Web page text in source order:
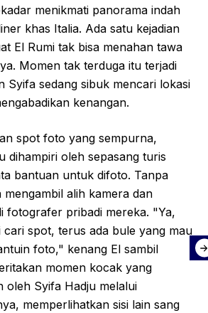
menikmati panorama indah
khas Italia. Ada satu kejadian
El Rumi tak bisa menahan tawa
Momen tak terduga itu terjadi
Syifa sedang sibuk mencari lokasi
kenangan.
spot foto yang sempurna,
dihampiri oleh sepasang turis
bantuan untuk difoto. Tanpa
mengambil alih kamera dan
fotografer pribadi mereka. "Ya,
cari spot, terus ada bule yang mau
foto," kenang El sambil
momen kocak yang
oleh Syifa Hadju melalui
memperlihatkan sisi lain sang